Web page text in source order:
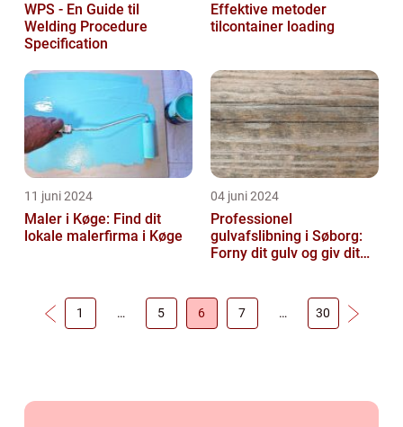
WPS - En Guide til
Welding Procedure
Specification
Effektive metoder
tilcontainer loading
11 juni 2024
Maler i Køge: Find dit
lokale malerfirma i Køge
04 juni 2024
Professionel
gulvafslibning i Søborg:
Forny dit gulv og giv dit
1 … 5 6 7 … 30